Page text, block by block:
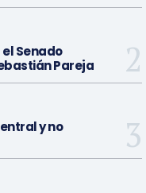
Senado
Pareja
y no